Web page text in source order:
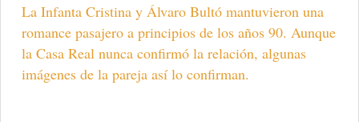
La Infanta Cristina y Álvaro Bultó mantuvieron una
romance pasajero a principios de los años 90. Aunque
la Casa Real nunca confirmó la relación, algunas
imágenes de la pareja así lo confirman.